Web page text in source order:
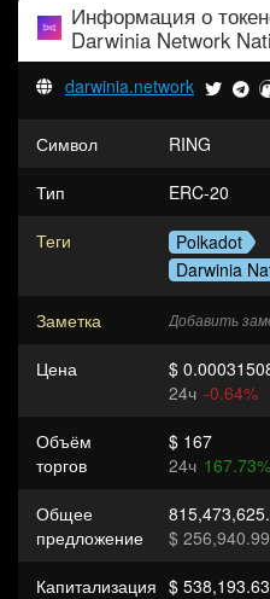
Информация о
Darwinia Network
darwinia.network
Символ
RING
Тип
ERC-20
Теги
Polkadot
Darwinia
Заметка Добавить
Цена
$
24ч -0.64%
Объём
торгов
$ 167
24ч 167.73%
Общее
предложение
$ 256,940.99
Капитализация $ 538,193.63